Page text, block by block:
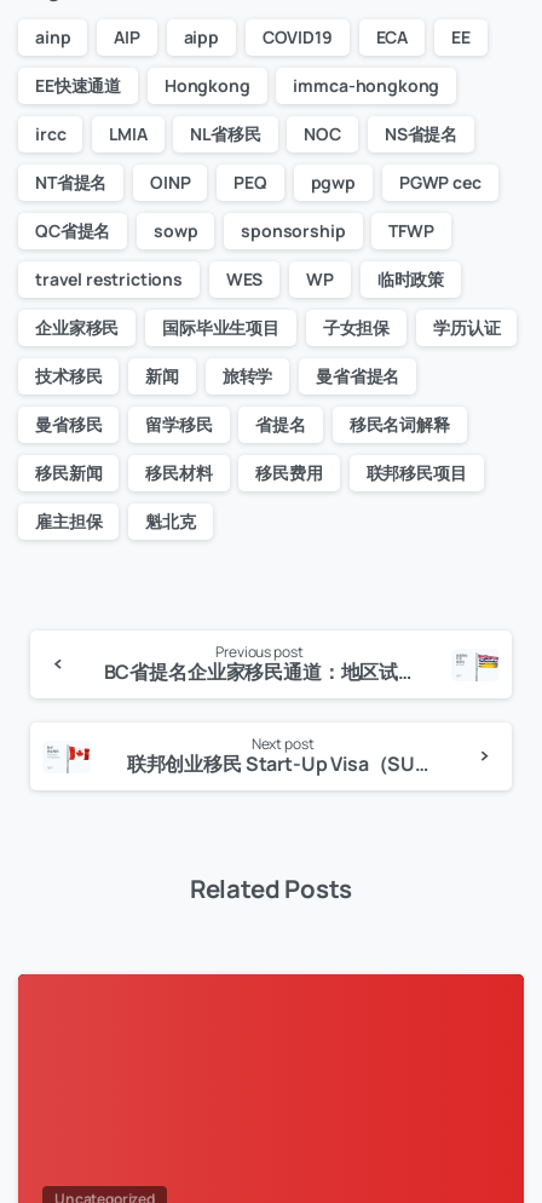
ainp AIP aipp COVID19 ECA EE
EE快速通道 Hongkong immca-hongkong
ircc LMIA NL省移民 NOC NS省提名
NT省提名 OINP PEQ pgwp PGWP cec
QC省提名 sowp sponsorship TFWP
travel restrictions WES WP 临时政策
企业家移民 国际毕业生项目 子女担保 学历认证
技术移民 新闻 旅转学 曼省省提名
曼省移民 留学移民 省提名 移民名词解释
移民新闻 移民材料 移民费用 联邦移民项目
雇主担保 魁北克
Continue
Reading
Previous post
BC省提名企业家移民通道：地区试点项目 BCPNP Entrepreneur Immigration Stream ：Regional Pilot
Next post
联邦创业移民 Start-Up Visa（SUV）
Related Posts
Uncategorized